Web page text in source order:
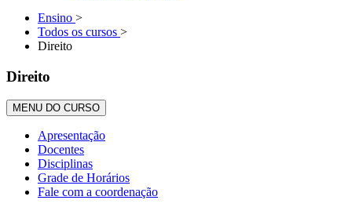
Ensino >
Todos os cursos >
Direito
Direito
MENU DO CURSO
Apresentação
Docentes
Disciplinas
Grade de Horários
Fale com a coordenação